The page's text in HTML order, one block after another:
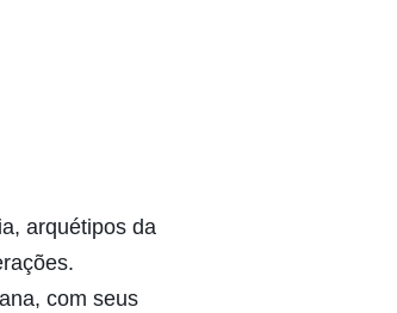
arquétipos da
com seus